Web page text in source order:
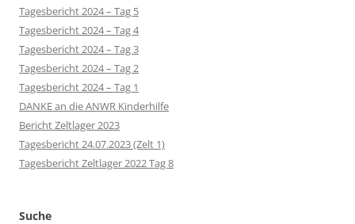
Tagesbericht 2024 – Tag 5
Tagesbericht 2024 – Tag 4
Tagesbericht 2024 – Tag 3
Tagesbericht 2024 – Tag 2
Tagesbericht 2024 – Tag 1
DANKE an die ANWR Kinderhilfe
Bericht Zeltlager 2023
Tagesbericht 24.07.2023 (Zelt 1)
Tagesbericht Zeltlager 2022 Tag 8
Suche